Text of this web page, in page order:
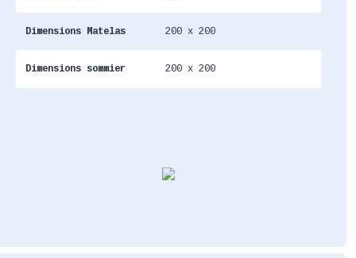
Dimensions Matelas 200 x 200
Dimensions sommier 200 x 200